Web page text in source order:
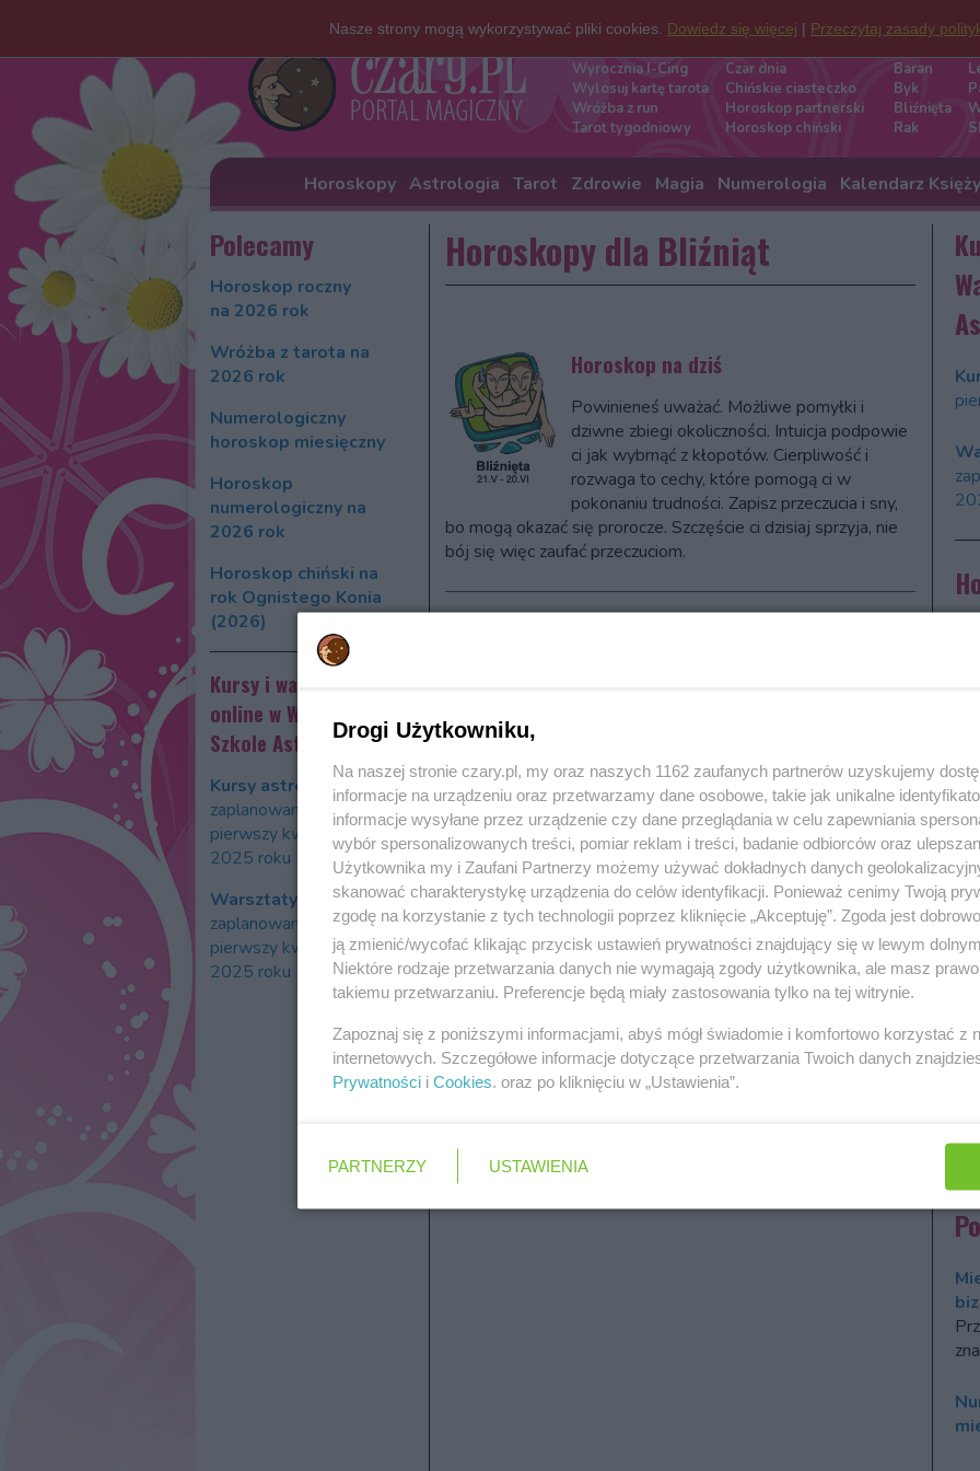
Darmowe wróżby
Wyrocznia I-Cing
Wylosuj kartę tarota
Wróżba z run
Tarot tygodniowy
Czar dnia
Chińskie ciasteczko
Horoskop partnerski
Horoskop chiński
Znaki
Baran
Byk
Bliźnięta
Rak
Horoskopy Astrologia Tarot Zdrowie Magia Numerologia Kalendarz
Polecamy
Horoskop roczny
na 2026 rok
Wróżba z tarota na
2026 rok
Numerologiczny
horoskop miesięczny
Horoskop
numerologiczny na
2026 rok
Horoskop chiński na
rok Ognistego Konia
(2026)
Kursy i warszaty
online w Warszawskiej
Szkole Astrologii
Kursy astrologii
zaplanowane na
pierwszy kwartał
2025 roku
Warsztaty astrologii
zaplanowane na
pierwszy kwartał
2025 roku
Horoskopy dla Bliźniąt
Horoskop na dziś
Powinieneś uważać. Możliwe pomyłki i
dziwne zbiegi okoliczności. Intuicja podpowie
ci jak wybrnąć z kłopotów. Cierpliwość i
rozwaga to cechy, które pomogą ci w
pokonaniu trudności. Zapisz przeczucia i sny,
bo mogą okazać się prorocze. Szczęście ci dzisiaj sprzyja, nie
bój się więc zaufać przeczuciom.
każdą okazję, aby odpocząć i skoncentruj się przede
wszystkim na swoich własnych sprawach, bo ciągle ktoś
będzie cię o coś prosił.
Horoskop roczny dla Bliźniąt na 2026 rok
Tarot tygodniowy dla Bliźniąt
Sprawdź co karty tarota wróżą Ci na ten tydzień.
Sprawdź, którym znakiem jesteś w chińskim zodiaku.
O charakterze Bliźniąt
Drogi Użytkowniku,
Na naszej stronie czary.pl, my oraz naszych 1162 zaufanych partnerów uzyskujemy
informacje na urządzeniu oraz przetwarzamy dane osobowe, takie jak unikalne
informacje wysyłane przez urządzenie czy dane przeglądania w celu zapewniania
wybór spersonalizowanych treści, pomiar reklam i treści, badanie odbiorców oraz
Użytkownika my i Zaufani Partnerzy możemy używać dokładnych danych
skanować charakterystykę urządzenia do celów identyfikacji. Ponieważ cenimy Twoją
zgodę na korzystanie z tych technologii poprzez kliknięcie „Akceptuję”. Zgoda jest
ją zmienić/wycofać klikając przycisk ustawień prywatności znajdujący się w lewym
Niektóre rodzaje przetwarzania danych nie wymagają zgody użytkownika, ale masz
takiemu przetwarzaniu. Preferencje będą miały zastosowania tylko na tej witrynie.
Zapoznaj się z poniższymi informacjami, abyś mógł świadomie i komfortowo korzystać z
internetowych. Szczegółowe informacje dotyczące przetwarzania Twoich danych
Prywatności i Cookies . oraz po kliknięciu w „Ustawienia”.
PARTNERZY USTAWIENIA
Nasze strony mogą wykorzystywać pliki cookies. Dowiedz się więcej | Przeczytaj zasady